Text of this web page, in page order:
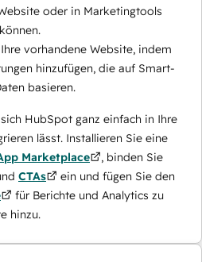
oder in Marketingtools
vorhandene Website, indem
hinzufügen, die auf Smart-
basieren.
HubSpot ganz einfach in Ihre
lässt. Installieren Sie eine
Marketplace
, binden Sie
CTAs
ein und fügen Sie den
für Berichte und Analytics zu
hinzu.